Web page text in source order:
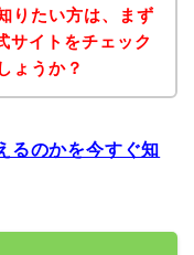
りたい方は、まず
サイトをチェック
ょうか？
るのかを今すぐ知